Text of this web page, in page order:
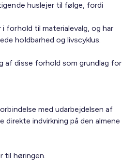
huslejer til følge, fordi
forhold til materialevalg, og har
holdbarhed og livscyklus.
af disse forhold som grundlag for
med udarbejdelsen af
direkte indvirkning på den almene
til høringen.